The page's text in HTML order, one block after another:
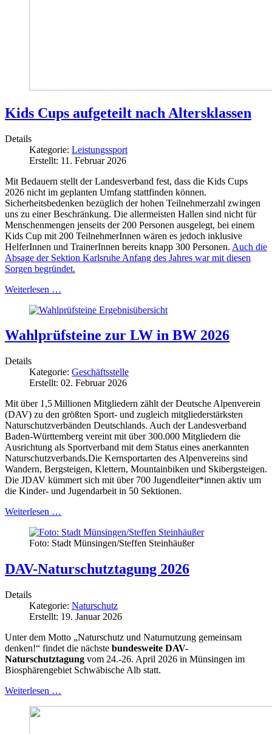
Kids Cups aufgeteilt nach Altersklassen
Details
Kategorie: Leistungssport
Erstellt: 11. Februar 2026
Mit Bedauern stellt der Landesverband fest, dass die Kids Cups
2026 nicht im geplanten Umfang stattfinden können.
Sicherheitsbedenken bezüglich der hohen Teilnehmerzahl zwingen
uns zu einer Beschränkung. Die allermeisten Hallen sind nicht für
Menschenmengen jenseits der 200 Personen ausgelegt, bei einem
Kids Cup mit 200 TeilnehmerInnen wären es jedoch inklusive
HelferInnen und TrainerInnen bereits knapp 300 Personen. Auch die
Absage der Sektion Karlsruhe Anfang des Jahres war mit diesen
Sorgen begründet.
Weiterlesen …
Wahlprüfsteine zur LW in BW 2026
Details
Kategorie: Geschäftsstelle
Erstellt: 02. Februar 2026
Mit über 1,5 Millionen Mitgliedern zählt der Deutsche Alpenverein
(DAV) zu den größten Sport- und zugleich mitgliederstärksten
Naturschutzverbänden Deutschlands. Auch der Landesverband
Baden-Württemberg vereint mit über 300.000 Mitgliedern die
Ausrichtung als Sportverband mit dem Status eines anerkannten
Naturschutzverbands.Die Kernsportarten des Alpenvereins sind
Wandern, Bergsteigen, Klettern, Mountainbiken und Skibergsteigen.
Die JDAV kümmert sich mit über 700 Jugendleiter*innen aktiv um
die Kinder- und Jugendarbeit in 50 Sektionen.
Weiterlesen …
Foto: Stadt Münsingen/Steffen Steinhäußer
DAV-Naturschutztagung 2026
Details
Kategorie: Naturschutz
Erstellt: 19. Januar 2026
Unter dem Motto „Naturschutz und Naturnutzung gemeinsam
denken!“ findet die nächste bundesweite DAV-
Naturschutztagung vom 24.-26. April 2026 in Münsingen im
Biosphärengebiet Schwäbische Alb statt.
Weiterlesen …